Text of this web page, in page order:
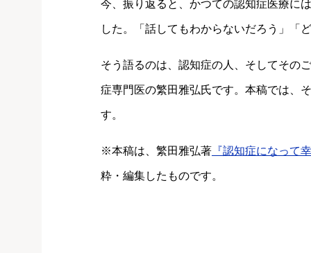
今、振り返ると、かつての認知症医療に
した。「話してもわからないだろう」「
そう語るのは、認知症の人、そしてその
症専門医の繁田雅弘氏です。本稿では、
す。
※本稿は、繁田雅弘著 『認知症になって
粋・編集したものです。